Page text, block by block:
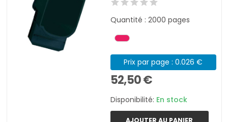
Quantité : 2000 pages
Prix par page : 0.026 €
52,50 €
Disponibilité: En stock
AJOUTER AU PANIER